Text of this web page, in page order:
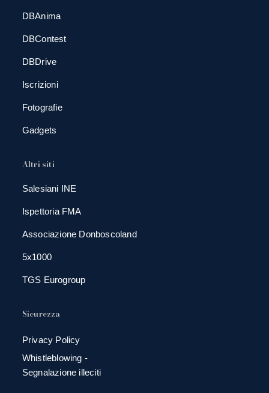
DBAnima
DBContest
DBDrive
Iscrizioni
Fotografie
Gadgets
Altri siti
Salesiani INE
Ispettoria FMA
Associazione Donboscoland
5x1000
TGS Eurogroup
Sicurezza
Privacy Policy
Whistleblowing -
Segnalazione illeciti